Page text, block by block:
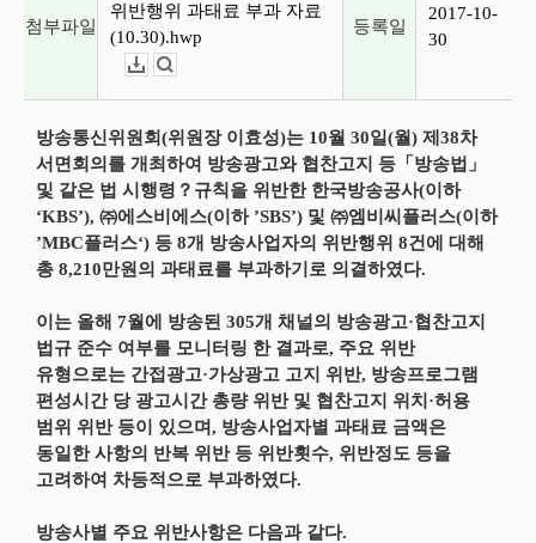
첨부파일
위반행위 과태료 부과 자료
(10.30).hwp
등록일
2017-10-
30
방송통신위원회(위원장 이효성)는 10월 30일(월) 제38차
서면회의를 개최하여 방송광고와 협찬고지 등「방송법」
및 같은 법 시행령？규칙을 위반한 한국방송공사(이하
‘KBS’), ㈜에스비에스(이하 ’SBS’) 및 ㈜엠비씨플러스(이하
’MBC플러스‘) 등 8개 방송사업자의 위반행위 8건에 대해
총 8,210만원의 과태료를 부과하기로 의결하였다.
이는 올해 7월에 방송된 305개 채널의 방송광고·협찬고지
법규 준수 여부를 모니터링 한 결과로, 주요 위반
유형으로는 간접광고·가상광고 고지 위반, 방송프로그램
편성시간 당 광고시간 총량 위반 및 협찬고지 위치·허용
범위 위반 등이 있으며, 방송사업자별 과태료 금액은
동일한 사항의 반복 위반 등 위반횟수, 위반정도 등을
고려하여 차등적으로 부과하였다.
방송사별 주요 위반사항은 다음과 같다.